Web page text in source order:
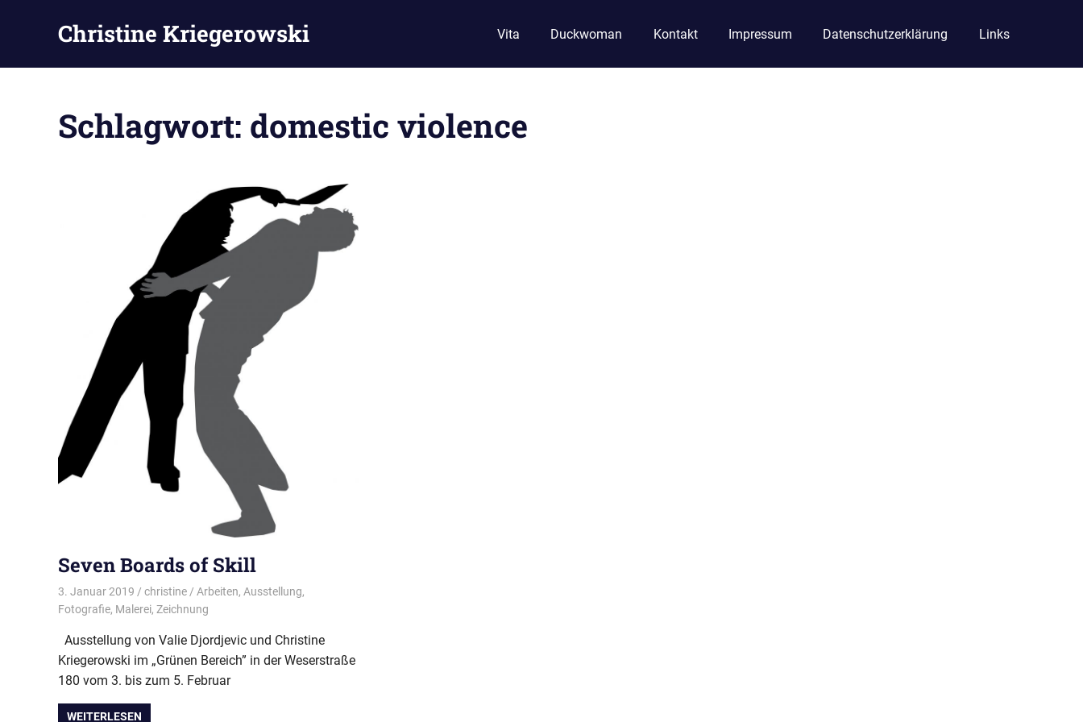
Christine Kriegerowski Vita Duckwoman Kontakt Impressum Datenschutzerklärung Links
Schlagwort: domestic violence
Seven Boards of Skill
3. Januar 2019 christine Arbeiten, Ausstellung,
Fotografie, Malerei, Zeichnung
Ausstellung von Valie Djordjevic und Christine
Kriegerowski im „Grünen Bereich” in der Weserstraße
180 vom 3. bis zum 5. Februar
WEITERLESEN